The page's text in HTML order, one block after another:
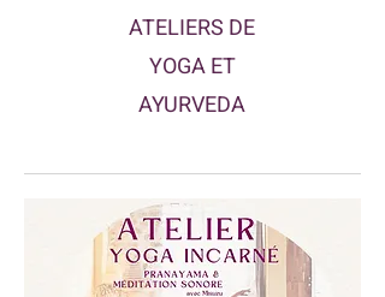
ATELIERS DE
YOGA ET
AYURVEDA